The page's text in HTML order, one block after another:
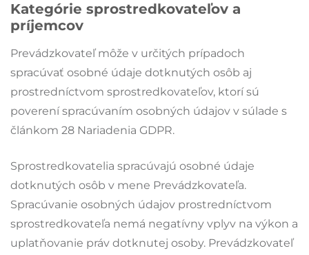
Kategórie sprostredkovateľov a
príjemcov
Prevádzkovateľ môže v určitých prípadoch
spracúvať osobné údaje dotknutých osôb aj
prostredníctvom sprostredkovateľov, ktorí sú
poverení spracúvaním osobných údajov v súlade s
článkom 28 Nariadenia GDPR.
Sprostredkovatelia spracúvajú osobné údaje
dotknutých osôb v mene Prevádzkovateľa.
Spracúvanie osobných údajov prostredníctvom
sprostredkovateľa nemá negatívny vplyv na výkon a
uplatňovanie práv dotknutej osoby. Prevádzkovateľ